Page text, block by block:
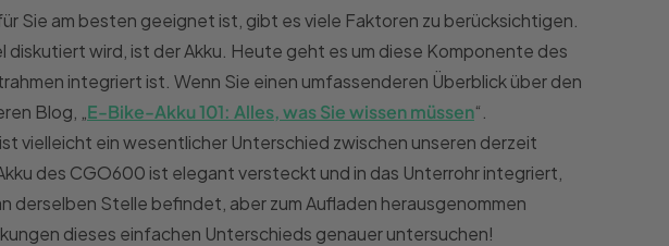
Sie am besten geeignet ist, gibt es viele Faktoren zu berücksichtigen.
diskutiert wird, ist der Akku. Heute geht es um diese Komponente des
integriert ist. Wenn Sie einen umfassenderen Überblick über den
Blog, „ E-Bike-Akku 101: Alles, was Sie wissen müssen“
vielleicht ein wesentlicher Unterschied zwischen unseren derzeit
des CGO600 ist elegant versteckt und in das Unterrohr integriert,
derselben Stelle befindet, aber zum Aufladen herausgenommen
dieses einfachen Unterschieds genauer untersuchen!